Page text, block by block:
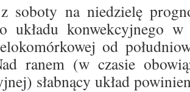
soboty na niedzielę
układu konwekcyjnego
od
ranem (w czasie
słabnący układ